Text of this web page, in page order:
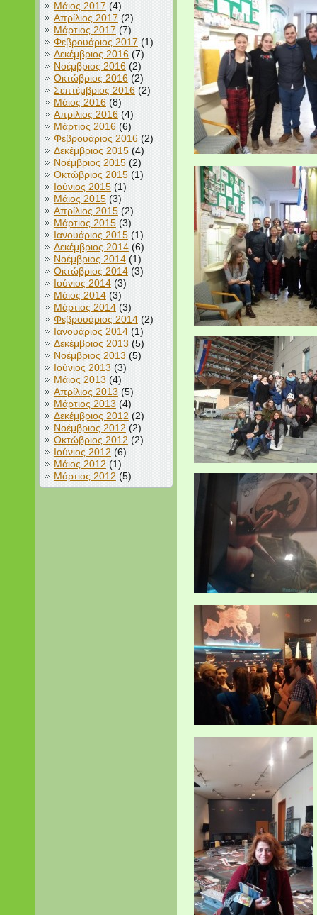
Μάιος 2017 (4)
Απρίλιος 2017 (2)
Μάρτιος 2017 (7)
Φεβρουάριος 2017(1)
Δεκέμβριος 2016(7)
Νοέμβριος 2016(2)
Οκτώβριος 2016(2)
Σεπτέμβριος 2016(2)
Μάιος 2016(8)
Απρίλιος 2016(4)
Μάρτιος 2016(6)
Φεβρουάριος 2016(2)
Δεκέμβριος 2015(4)
Νοέμβριος 2015(2)
Οκτώβριος 2015(1)
Ιούνιος 2015(1)
Μάιος 2015(3)
Απρίλιος 2015(2)
Μάρτιος 2015(3)
Ιανουάριος 2015(1)
Δεκέμβριος 2014(6)
Νοέμβριος 2014(1)
Οκτώβριος 2014(3)
Ιούνιος 2014(3)
Μάιος 2014(3)
Μάρτιος 2014(3)
Φεβρουάριος 2014(2)
Ιανουάριος 2014(1)
Δεκέμβριος 2013 (5)
Νοέμβριος 2013(5)
Ιούνιος 2013(3)
Μάιος 2013(4)
Απρίλιος 2013 (5)
Μάρτιος 2013 (4)
Δεκέμβριος 2012 (2)
Νοέμβριος 2012 (2)
Οκτώβριος 2012 (2)
Ιούνιος 2012 (6)
Μάιος 2012 (1)
Μάρτιος 2012 (5)